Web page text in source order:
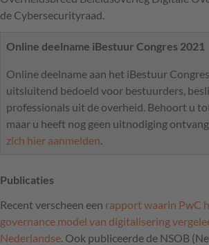
de Cybersecurityraad.
Online deelname iBestuur Congres 2021
Online deelname aan het iBestuur
uitsluitend bedoeld voor bestuurders,
professionals uit de overheid. Behoort u
maar u heeft nog geen uitnodiging
zich hier aanmelden
Publicaties
Recent verscheen een rapport waarin PwC
governance model van digitalisering
Nederlandse . Ook publiceerde de NSOB